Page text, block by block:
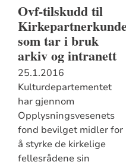
Ovf-tilskudd til
som tar i bruk
arkiv og intranett
25.1.2016
Kulturdepartementet
har gjennom
Opplysningsvesenets
fond bevilget midler for
å styrke de kirkelige
fellesrådene sin